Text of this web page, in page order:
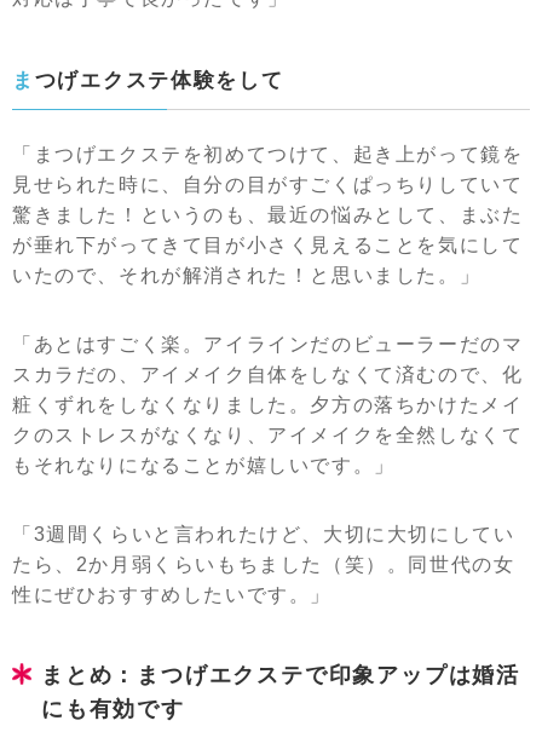
まつげエクステ体験をして
「まつげエクステを初めてつけて、起き上がって鏡を
見せられた時に、自分の目がすごくぱっちりしていて
驚きました！というのも、最近の悩みとして、まぶた
が垂れ下がってきて目が小さく見えることを気にして
いたので、それが解消された！と思いました。」
「あとはすごく楽。アイラインだのビューラーだのマ
スカラだの、アイメイク自体をしなくて済むので、化
粧くずれをしなくなりました。夕方の落ちかけたメイ
クのストレスがなくなり、アイメイクを全然しなくて
もそれなりになることが嬉しいです。」
「3週間くらいと言われたけど、大切に大切にしてい
たら、2か月弱くらいもちました（笑）。同世代の女
性にぜひおすすめしたいです。」
まとめ：まつげエクステで印象アップは婚活
にも有効です